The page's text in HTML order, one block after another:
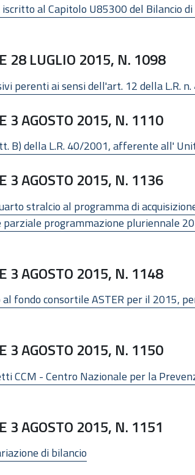
al Capitolo U85300 del Bilancio
28 LUGLIO 2015, N. 1098
perenti ai sensi dell'art. 12 della L.R.
3 AGOSTO 2015, N. 1110
B) della L.R. 40/2001, afferente all'
3 AGOSTO 2015, N. 1136
stralcio al programma di
programmazione pluriennale
3 AGOSTO 2015, N. 1148
fondo consortile ASTER per il 2015,
3 AGOSTO 2015, N. 1150
CCM - Centro Nazionale per la
3 AGOSTO 2015, N. 1151
di bilancio